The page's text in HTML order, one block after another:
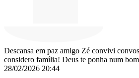
Descansa em paz amigo Zé convivi
considero família! Deus te ponha num
28/02/2026 20:44